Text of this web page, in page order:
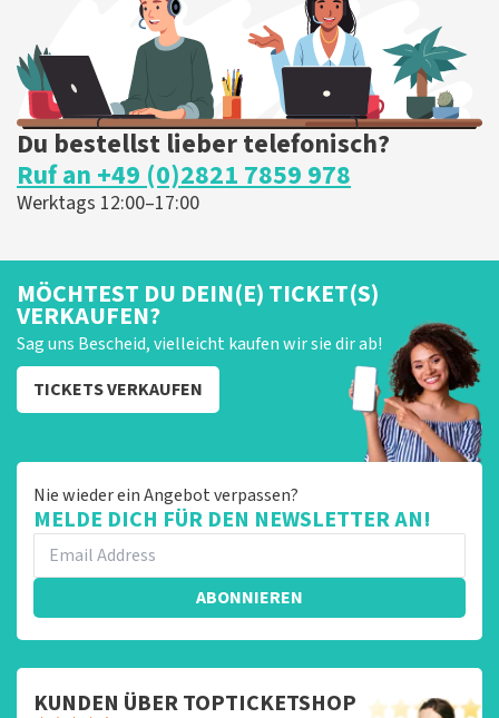
Du bestellst lieber telefonisch?
Ruf an +49 (0)2821 7859 978
Werktags 12:00–17:00
MÖCHTEST DU DEIN(E) TICKET(S)
VERKAUFEN?
Sag uns Bescheid, vielleicht kaufen wir sie dir ab!
TICKETS VERKAUFEN
Nie wieder ein Angebot verpassen?
MELDE DICH FÜR DEN NEWSLETTER AN!
ABONNIEREN
KUNDEN ÜBER TOPTICKETSHOP